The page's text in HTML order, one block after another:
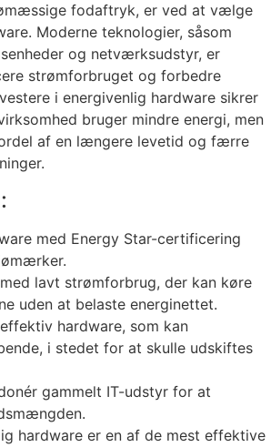
fodaftryk, er ved at vælge
Moderne teknologier, såsom
og netværksudstyr, er
strømforbruget og forbedre
i energivenlig hardware sikrer
bruger mindre energi, men
af en længere levetid og færre
med Energy Star-certificering
lavt strømforbrug, der kan køre
uden at belaste energinettet.
hardware, som kan
i stedet for at skulle udskiftes
gammelt IT-udstyr for at
hardware er en af de mest effektive